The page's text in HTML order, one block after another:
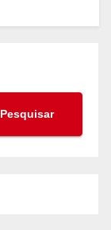
Pesquisar